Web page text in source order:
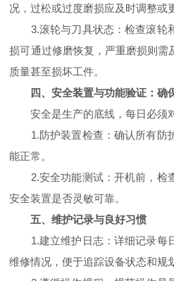
况，过松或过度磨损应及时调整或
3.滚轮与刀具状态：检查滚轮
损可通过修磨恢复，严重磨损则需
质量甚至损坏工件。
四、安全装置与功能验证：确
安全是生产的底线，每日必须对
1.防护装置检查：确认所有防
能正常。
2.安全功能测试：开机前，检
安全装置是否灵敏可靠。
五、维护记录与良好习惯
1.建立维护日志：详细记录每
维修情况，便于追踪设备状态和规